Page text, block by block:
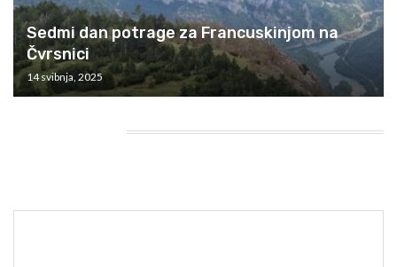
Sedmi dan potrage za Francuskinjom na
Čvrsnici
14 svibnja, 2025